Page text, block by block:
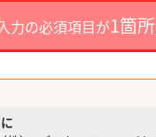
力の必須項目が1箇所